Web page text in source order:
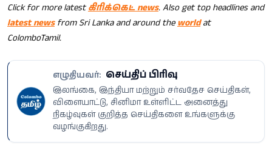
Click for more latestகிரிக்கெட் news. Also get top headlines and
latest newsfrom Sri Lanka and around theworldat
ColomboTamil.
எழுதியவர்: செய்திப் பிரிவு
இலங்கை, இந்தியா மற்றும் சர்வதேச செய்திகள்,
விளையாட்டு, சினிமா உள்ளிட்ட அனைத்து
நிகழ்வுகள் குறித்த செய்திகளை உங்களுக்கு
வழங்குகிறது.